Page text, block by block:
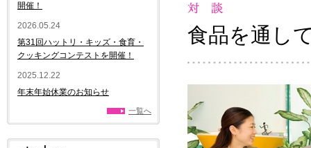
食品を通し
開催！
2026.05.24
第31回ハットリ・キッズ・食育・
クッキングコンテストを開催！
2025.12.22
年末年始休業のお知らせ
一覧へ